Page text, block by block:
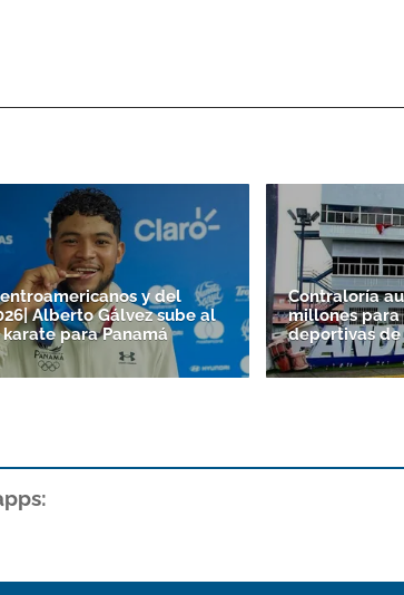
y del
Alberto Gálvez sube al
para Panamá
Contraloría
millones para
deportivas